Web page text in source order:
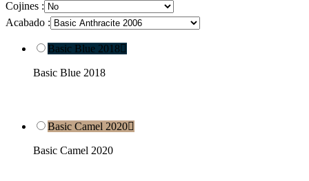
Cojines :
Acabado :
Basic Blue 2018
Basic Blue 2018
Basic Camel 2020
Basic Camel 2020